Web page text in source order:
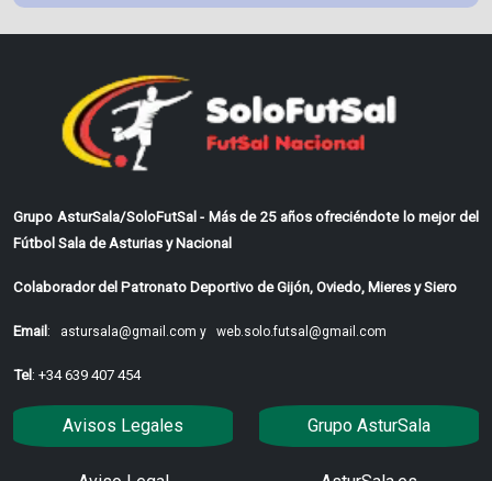
Grupo AsturSala/SoloFutSal - Más de 25 años ofreciéndote lo mejor del
Fútbol Sala de Asturias y Nacional
Colaborador del Patronato Deportivo de Gijón, Oviedo, Mieres y Siero
Email: astursala@gmail.com y web.solo.futsal@gmail.com
Tel: +34 639 407 454
Avisos Legales Grupo AsturSala